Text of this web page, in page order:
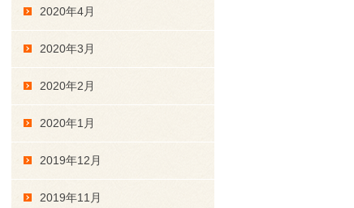
2020年4月
2020年3月
2020年2月
2020年1月
2019年12月
2019年11月